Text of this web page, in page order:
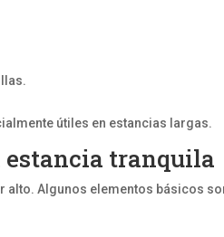
útiles en estancias largas.
estancia tranquila
alto. Algunos elementos básicos